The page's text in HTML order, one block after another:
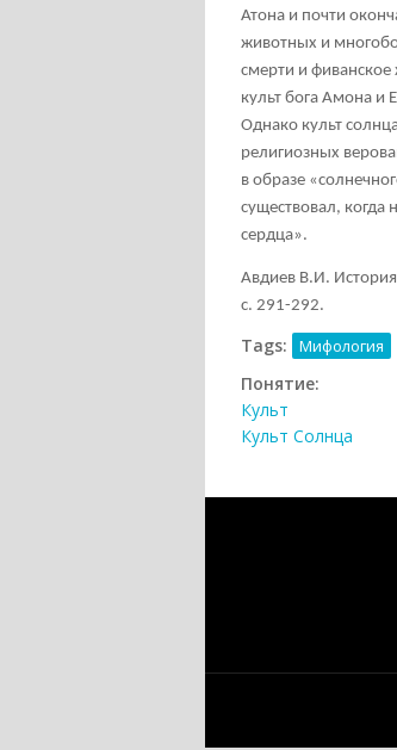
Атона и почти
животных и
смерти и
культ бога Амона
Однако культ
религиозных
в образе
существовал,
сердца».
Авдиев В.И.
с. 291-292.
Tags: Мифология
Понятие:
Культ
Культ Солнца